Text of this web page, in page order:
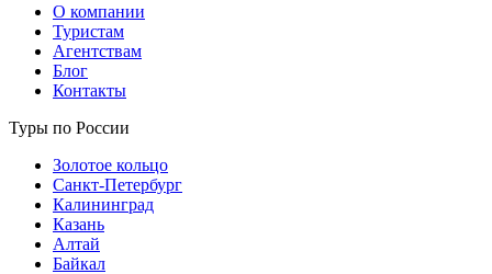
О компании
Туристам
Агентствам
Блог
Контакты
Туры по России
Золотое кольцо
Санкт-Петербург
Калининград
Казань
Алтай
Байкал